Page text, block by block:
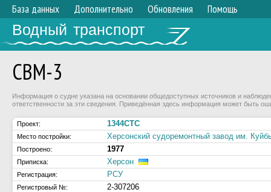
База данных Дополнительно Обновления Помощь
Водный транспорт
СВМ-3
Информация о судне указана на основании общедоступных источников и
ответственности за эти сведения. Приведённая здесь информация может быть
Проект: 1344СТС
Место постройки: Херсонский судоремонтный завод им.
Построено: 1977
Приписка: Херсон
Регистрация: РСУ
Регистровый №: 2-307206